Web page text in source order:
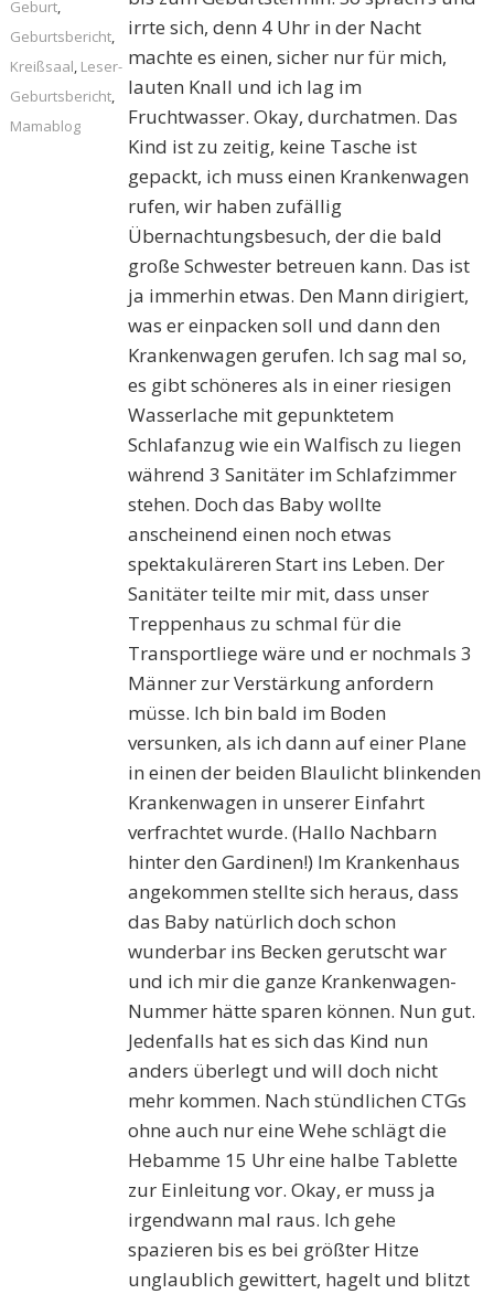
irrte sich, denn 4 Uhr in der Nacht
machte es einen, sicher nur für mich,
lauten Knall und ich lag im
Fruchtwasser. Okay, durchatmen. Das
Kind ist zu zeitig, keine Tasche ist
gepackt, ich muss einen Krankenwagen
rufen, wir haben zufällig
Übernachtungsbesuch, der die bald
große Schwester betreuen kann. Das ist
ja immerhin etwas. Den Mann dirigiert,
was er einpacken soll und dann den
Krankenwagen gerufen. Ich sag mal so,
es gibt schöneres als in einer riesigen
Wasserlache mit gepunktetem
Schlafanzug wie ein Walfisch zu liegen
während 3 Sanitäter im Schlafzimmer
stehen. Doch das Baby wollte
anscheinend einen noch etwas
spektakuläreren Start ins Leben. Der
Sanitäter teilte mir mit, dass unser
Treppenhaus zu schmal für die
Transportliege wäre und er nochmals 3
Männer zur Verstärkung anfordern
müsse. Ich bin bald im Boden
versunken, als ich dann auf einer Plane
in einen der beiden Blaulicht blinkenden
Krankenwagen in unserer Einfahrt
verfrachtet wurde. (Hallo Nachbarn
hinter den Gardinen!) Im Krankenhaus
angekommen stellte sich heraus, dass
das Baby natürlich doch schon
wunderbar ins Becken gerutscht war
und ich mir die ganze Krankenwagen-
Nummer hätte sparen können. Nun gut.
Jedenfalls hat es sich das Kind nun
anders überlegt und will doch nicht
mehr kommen. Nach stündlichen CTGs
ohne auch nur eine Wehe schlägt die
Hebamme 15 Uhr eine halbe Tablette
zur Einleitung vor. Okay, er muss ja
irgendwann mal raus. Ich gehe
spazieren bis es bei größter Hitze
unglaublich gewittert, hagelt und blitzt
Geburt,
Geburtsbericht,
Kreißsaal, Leser-
Geburtsbericht,
Mamablog